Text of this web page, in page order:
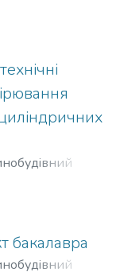
Михайлівна
бакалавра